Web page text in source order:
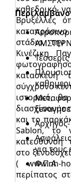
καθεδρικό
Βρυξέλλες
στάδιο, την
Κινέζικη
κατασκευή
σύγχρονο
ιστορικό,
διασχίσουμε
και το
Sablon, το
κατεύθυνση
στο
( www.nh-
περίπατος
για τους
Φ.Π.Α